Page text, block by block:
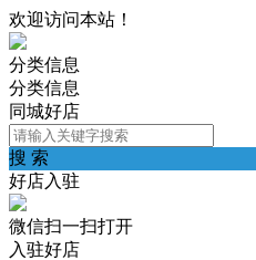
欢迎访问本站！
分类信息
分类信息
同城好店
搜 索
好店入驻
微信扫一扫打开
入驻好店